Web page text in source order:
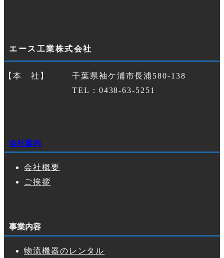
エース工業株式会社
【本 社】
千葉県袖ケ浦市長浦580-138
TEL：0438-63-5251
会社案内
会社概要
ご挨拶
事業内容
物流機器のレンタル